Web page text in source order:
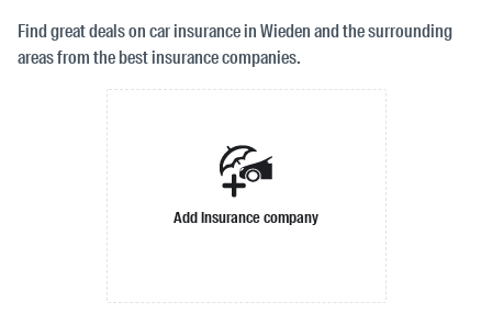
Find great deals on car insurance in Wieden and the surrounding
areas from the best insurance companies.
Add insurance company